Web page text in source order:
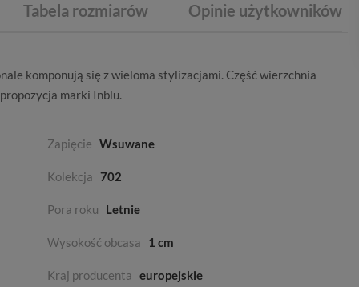
Tabela rozmiarów Opinie użytkowników
komponują się z wieloma stylizacjami. Część wierzchnia
marki Inblu.
Zapięcie Wsuwane
Kolekcja 702
Pora roku Letnie
Wysokość obcasa 1 cm
Kraj producenta europejskie